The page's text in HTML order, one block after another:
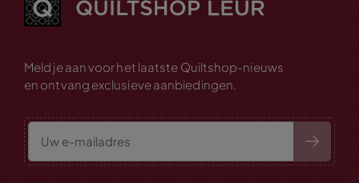
Meld je aan voor het laatste Quiltshop-nieuws
en ontvang exclusieve aanbiedingen.